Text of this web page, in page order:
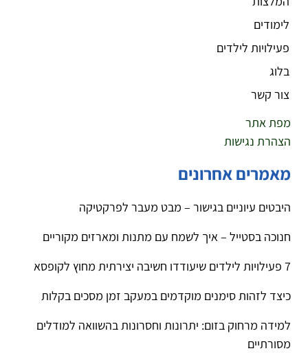
לימודים
פעילויות לילדים
בלוג
צור קשר
מפת אתר
הצהרת נגישות
מאמרים אחרונים
היבטים עיוניים בגישור – מבט מעבר לפרקטיקה
חנוכה בסטייל – איך לשמח עם מתנות ומארזים מקוריים
7 פעילויות לילדים שיעודדו חשיבה יצירתית מחוץ לקופסא
כיצד לזהות סימנים מוקדמים במעקב זמן מסכים בקלות
למידה מרחוק בזום: יתרונות וחסרונות בהשוואה למודלים
מסורתיים